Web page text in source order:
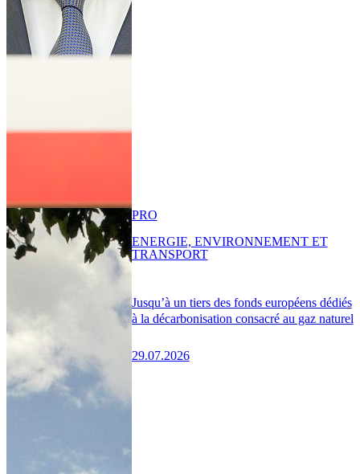
Jusqu’à un tiers des fonds européens dédiés
à la décarbonisation consacré au gaz naturel
29.07.2026
PRO
ENERGIE, ENVIRONNEMENT ET
TRANSPORT